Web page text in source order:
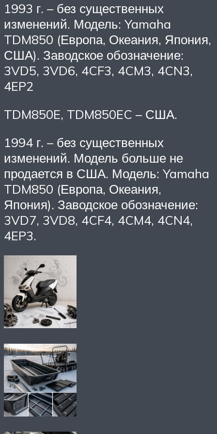
1993 г. – без существенных
изменений. Модель: Yamaha
TDM850 (Европа, Океания, Япония,
США). Заводское обозначение:
3VD5, 3VD6, 4CF3, 4CM3, 4CN3,
4EP2
TDM850E, TDM850EC – США.
1994 г. – без существенных
изменений. Модель больше не
продается в США. Модель: Yamaha
TDM850 (Европа, Океания,
Япония). Заводское обозначение:
3VD7, 3VD8, 4CF4, 4CM4, 4CN4,
4EP3.